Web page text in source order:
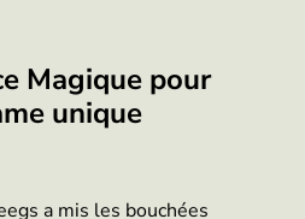
Magique pour
unique
a mis les bouchées